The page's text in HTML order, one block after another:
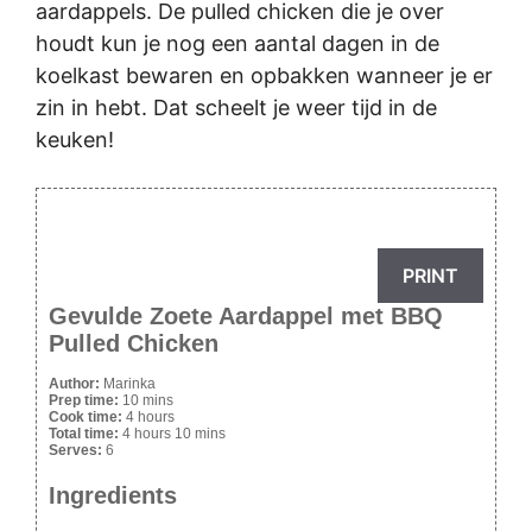
aardappels. De pulled chicken die je over
houdt kun je nog een aantal dagen in de
koelkast bewaren en opbakken wanneer je er
zin in hebt. Dat scheelt je weer tijd in de
keuken!
PRINT
Gevulde Zoete Aardappel met BBQ
Pulled Chicken
Author: Marinka
Prep time: 10 mins
Cook time: 4 hours
Total time: 4 hours 10 mins
Serves: 6
Ingredients